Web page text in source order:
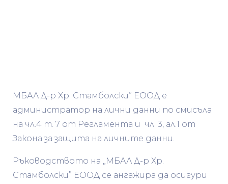
МБАЛ Д-р Хр. Стамболски” ЕООД е
администратор на лични данни по смисъла
на чл.4 т. 7 от Регламента и чл. 3, ал.1 от
Закона за защита на личните данни.
Ръководството на „МБАЛ Д-р Хр.
Стамболски” ЕООД се ангажира да осигури